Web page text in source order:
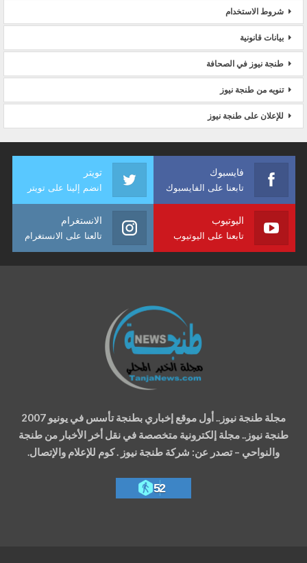
شروط الاستخدام
بيانات قانونية
طنجة نيوز في الصحافة
تنويه من طنجة نيوز
للإعلان على طنجة نيوز
فايسبوك
تابعنا على الفايسبوك
تويتر
انضم إلينا على تويتر
اليوتيوب
تابعنا على اليوتيوب
الانستغرام
تالعنا على الانستغرام
مجلة طنجة نيوز.. أول موقع إخباري بطنجة تأسس في يونيو 2007
طنجة نيوز.. مجلة إلكترونية متخصصة في نقل أخر الأخبار من طنجة
والنواحي – تصدر عن: شركة طنجة نيوز . كوم للإعلام والإتصال.
52